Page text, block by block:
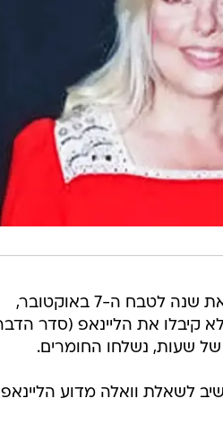
שעות ספורות לפני שידור הטקס הממשלתי של מירי רגב, במלאת שנה לטבח ה-7 באוקטובר,
קיבלו את הליינאפ (סדר
שעות, נשלחו החומרים.
לשאלת וואלה מדוע הליינאפ